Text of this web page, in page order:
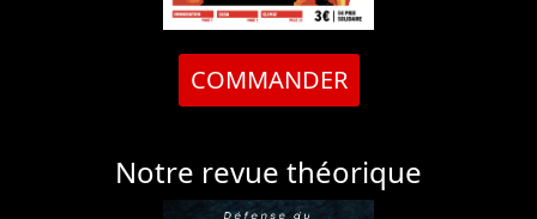
COMMANDER
Notre revue théorique